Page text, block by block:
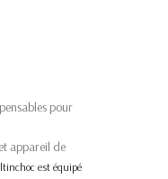
pour
appareil de
est équipé